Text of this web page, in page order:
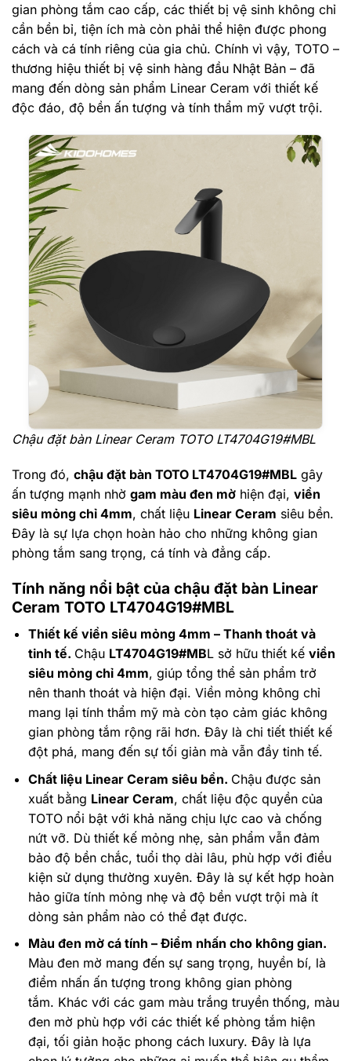
gian phòng tắm cao cấp, các thiết bị vệ sinh không chỉ
cần bền bỉ, tiện ích mà còn phải thể hiện được phong
cách và cá tính riêng của gia chủ. Chính vì vậy, TOTO –
thương hiệu thiết bị vệ sinh hàng đầu Nhật Bản – đã
mang đến dòng sản phẩm Linear Ceram với thiết kế
độc đáo, độ bền ấn tượng và tính thẩm mỹ vượt trội.
Chậu đặt bàn Linear Ceram TOTO LT4704G19#MBL
Trong đó, chậu đặt bàn TOTO LT4704G19#MBL gây
ấn tượng mạnh nhờ gam màu đen mờ hiện đại, viền
siêu mỏng chỉ 4mm, chất liệu Linear Ceram siêu bền.
Đây là sự lựa chọn hoàn hảo cho những không gian
phòng tắm sang trọng, cá tính và đẳng cấp.
Tính năng nổi bật của chậu đặt bàn Linear
Ceram TOTO LT4704G19#MBL
Thiết kế viền siêu mỏng 4mm – Thanh thoát và
tinh tế. Chậu LT4704G19#MBL sở hữu thiết kế viền
siêu mỏng chỉ 4mm, giúp tổng thể sản phẩm trở
nên thanh thoát và hiện đại. Viền mỏng không chỉ
mang lại tính thẩm mỹ mà còn tạo cảm giác không
gian phòng tắm rộng rãi hơn. Đây là chi tiết thiết kế
đột phá, mang đến sự tối giản mà vẫn đầy tinh tế.
Chất liệu Linear Ceram siêu bền. Chậu được sản
xuất bằng Linear Ceram, chất liệu độc quyền của
TOTO nổi bật với khả năng chịu lực cao và chống
nứt vỡ. Dù thiết kế mỏng nhẹ, sản phẩm vẫn đảm
bảo độ bền chắc, tuổi thọ dài lâu, phù hợp với điều
kiện sử dụng thường xuyên. Đây là sự kết hợp hoàn
hảo giữa tính mỏng nhẹ và độ bền vượt trội mà ít
dòng sản phẩm nào có thể đạt được.
Màu đen mờ cá tính – Điểm nhấn cho không gian.
Màu đen mờ mang đến sự sang trọng, huyền bí, là
điểm nhấn ấn tượng trong không gian phòng
tắm. Khác với các gam màu trắng truyền thống, màu
đen mờ phù hợp với các thiết kế phòng tắm hiện
đại, tối giản hoặc phong cách luxury. Đây là lựa